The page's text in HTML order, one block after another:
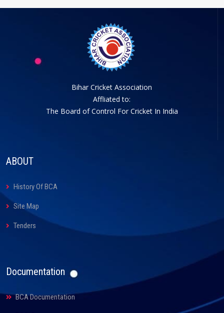
Bihar Cricket Association
Affliated to:
The Board of Control For Cricket In India
ABOUT
History Of BCA
Site Map
Tenders
Documentation
BCA Documentation